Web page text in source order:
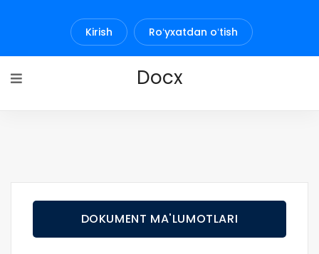
Kirish Roʻyxatdan oʻtish
Docx
DOKUMENT MA'LUMOTLARI